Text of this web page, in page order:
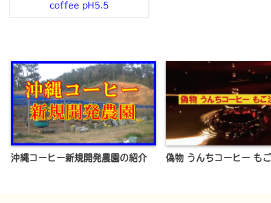
coffee pH5.5
沖縄コーヒー新規開発農園の紹介 偽物 うんちコーヒー も